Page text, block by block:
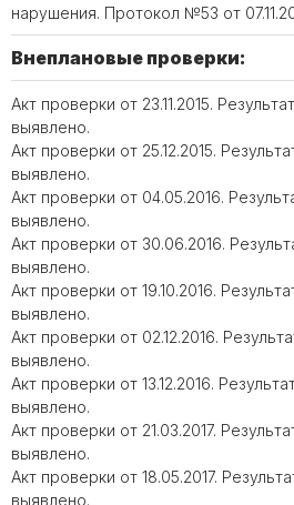
нарушения. Протокол №53 от
Внеплановые проверки:
Акт проверки от 23.11.2015.
выявлено.
Акт проверки от 25.12.2015.
выявлено.
Акт проверки от 04.05.2016.
выявлено.
Акт проверки от 30.06.2016.
выявлено.
Акт проверки от 19.10.2016.
выявлено.
Акт проверки от 02.12.2016.
выявлено.
Акт проверки от 13.12.2016.
выявлено.
Акт проверки от 21.03.2017.
выявлено.
Акт проверки от 18.05.2017.
выявлено.